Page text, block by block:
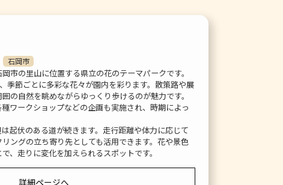
石岡市
市の里山に位置する県立の花のテーマパークです。
季節ごとに多彩な花々が園内を彩ります。散策路や展
の自然を眺めながらゆっくり歩けるのが魅力です。
ワークショップなどの企画も実施され、時期によっ
起伏のある道が続きます。走行距離や体力に応じて
ングの立ち寄り先としても活用できます。花や景色
、走りに変化を加えられるスポットです。
詳細ページへ